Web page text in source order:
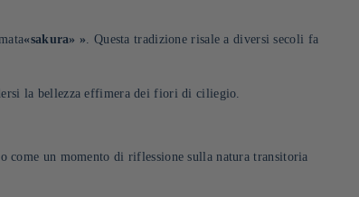
«sakura» ». Questa tradizione risale a diversi secoli fa
la bellezza effimera dei fiori di ciliegio.
come un momento di riflessione sulla natura transitoria